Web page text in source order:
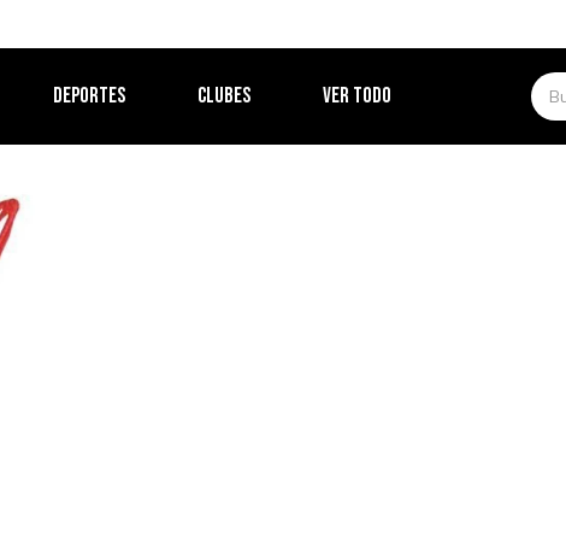
DEPORTES CLUBES VER TODO